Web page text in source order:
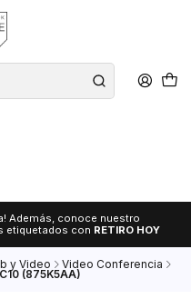
Además, conoce nuestro
etiquetados con RETIRO HOY
y Video Video Conferencia
(875K5AA)